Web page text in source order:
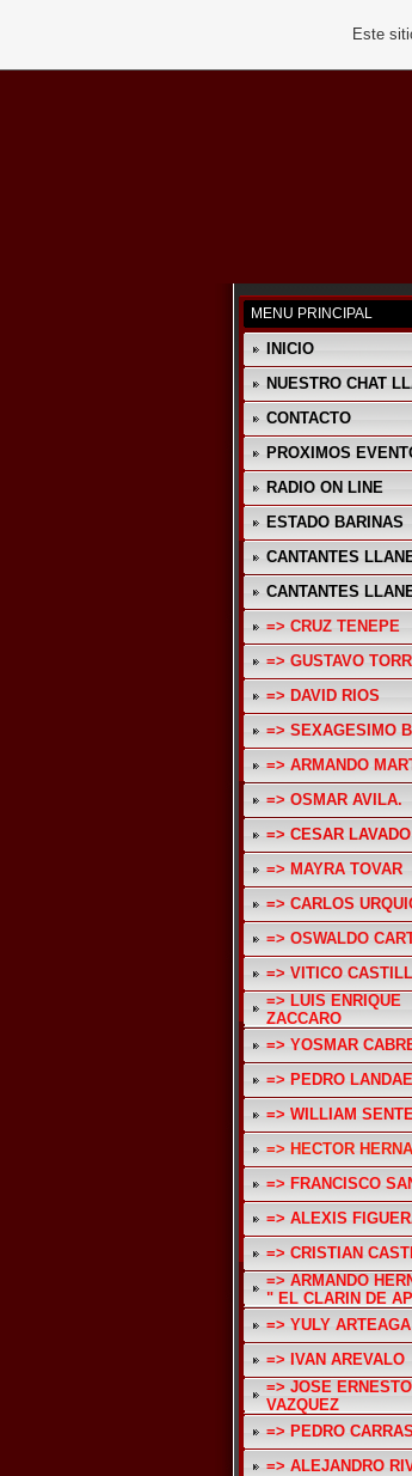
MENU PRINCIPAL
INICIO
NUESTRO CHAT
CONTACTO
PROXIMOS
RADIO ON LINE
ESTADO BARINAS
CANTANTES
CANTANTES
=> CRUZ TENEPE
=> GUSTAVO
=> DAVID RIOS
=> SEXAGESIMO
=> ARMANDO
=> OSMAR AVILA.
=> CESAR LAVADO
=> MAYRA TOVAR
=> CARLOS
=> OSWALDO
=> VITICO
=> LUIS ENRIQUE
ZACCARO
=> YOSMAR
=> PEDRO
=> WILLIAM
=> HECTOR
=> FRANCISCO
=> ALEXIS
=> CRISTIAN
=> ARMANDO
" EL CLARIN DE
=> YULY ARTEAGA
=> IVAN AREVALO
=> JOSE ERNESTO
VAZQUEZ
=> PEDRO
=> ALEJANDRO
Este